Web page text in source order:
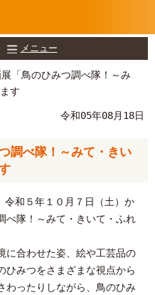
メニュー
「鳥のひみつ調べ隊！～み
す
令和05年08月18日
調べ隊！～みて・きい
令和５年１０月７日（土）か
べ隊！～みて・きいて・ふれ
に合わせた姿、絵や工芸品の
ひみつをさまざまな視点から
わったりしながら、鳥のひみ